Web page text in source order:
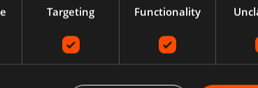
können Sie ihn zurückgeben, auch wenn die
Artikel mehr möchten, können Sie dennoch eine
einen Artikel zurückgeben möchte, muss er
und zusätzliche
nicht mit der Auflistungsbeschreibung
eines Artikels innerhalb von 14 Tagen ab dem Tag
Targeting Functionality